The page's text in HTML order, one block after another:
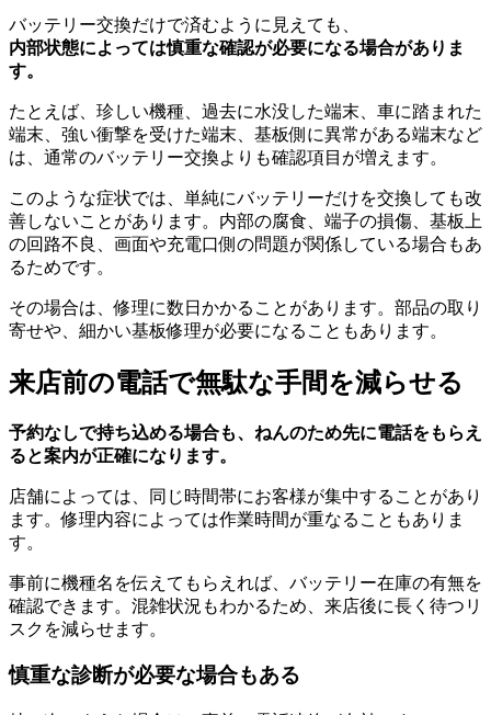
バッテリー交換だけで済むように見えても、
内部状態によっては慎重な確認が必要になる場合がありま
す。
たとえば、珍しい機種、過去に水没した端末、車に踏まれた
端末、強い衝撃を受けた端末、基板側に異常がある端末など
は、通常のバッテリー交換よりも確認項目が増えます。
このような症状では、単純にバッテリーだけを交換しても改
善しないことがあります。内部の腐食、端子の損傷、基板上
の回路不良、画面や充電口側の問題が関係している場合もあ
るためです。
その場合は、修理に数日かかることがあります。部品の取り
寄せや、細かい基板修理が必要になることもあります。
来店前の電話で無駄な手間を減らせる
予約なしで持ち込める場合も、ねんのため先に電話をもらえ
ると案内が正確になります。
店舗によっては、同じ時間帯にお客様が集中することがあり
ます。修理内容によっては作業時間が重なることもありま
す。
事前に機種名を伝えてもらえれば、バッテリー在庫の有無を
確認できます。混雑状況もわかるため、来店後に長く待つリ
スクを減らせます。
慎重な診断が必要な場合もある